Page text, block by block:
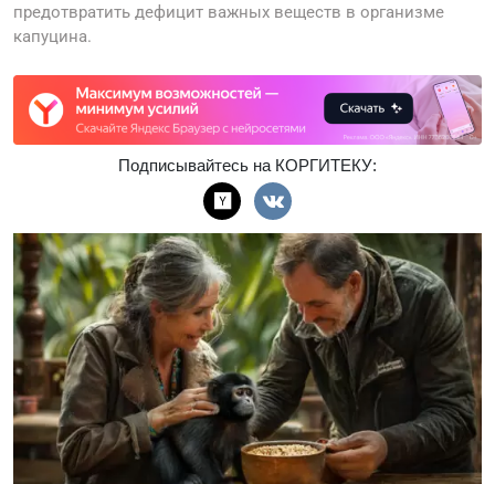
предотвратить дефицит важных веществ в организме
капуцина.
Подписывайтесь на КОРГИТЕКУ: